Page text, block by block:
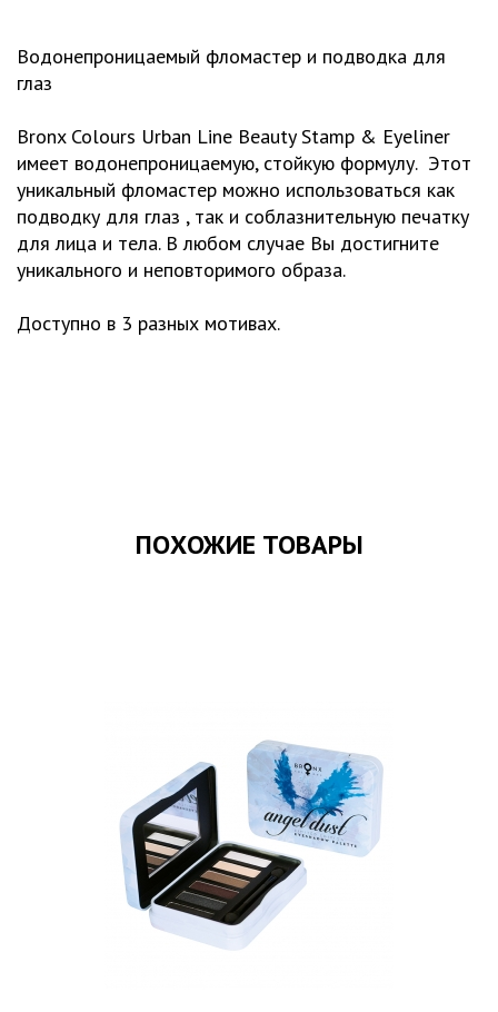
Водонепроницаемый фломастер и подводка для
глаз
Bronx Colours Urban Line Beauty Stamp & Eyeliner
имеет водонепроницаемую, стойкую формулу. Этот
уникальный фломастер можно использоваться как
подводку для глаз , так и соблазнительную печатку
для лица и тела. В любом случае Вы достигните
уникального и неповторимого образа.
Доступно в 3 разных мотивах.
ПОХОЖИЕ ТОВАРЫ